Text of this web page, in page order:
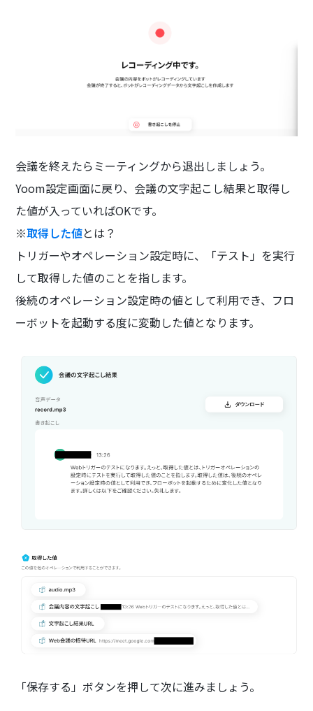
会議を終えたらミーティングから退出しましょう。
Yoom設定画面に戻り、会議の文字起こし結果と取得し
た値が入っていればOKです。
※取得した値とは？
トリガーやオペレーション設定時に、「テスト」を実行
して取得した値のことを指します。
後続のオペレーション設定時の値として利用でき、フロ
ーボットを起動する度に変動した値となります。
「保存する」ボタンを押して次に進みましょう。